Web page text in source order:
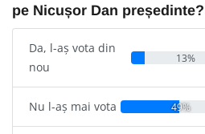
pe Nicușor Dan președinte?
Da, l-aș vota din
nou
13%
Nu l-aș mai vota 49%